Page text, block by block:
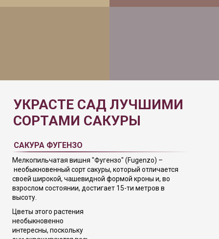
УКРАСТЕ САД ЛУЧШИМИ
СОРТАМИ САКУРЫ
Цветы этого растения
необыкновенно
интересны, поскольку
Мелкопильчатая вишня "Фугензо" (Fugenzo) –
необыкновенный сорт сакуры, который отличается
своей широкой, чашевидной формой кроны и, во
взрослом состоянии, достигает 15-ти метров в
высоту.
САКУРА ФУГЕНЗО